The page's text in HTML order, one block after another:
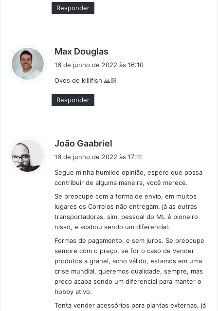
Responder
Max Douglas
s
16 de junho de 2022 às 16:10
Ovos de killifish 🙏🏻
Responder
João Gaabriel
s
e
:
16 de junho de 2022 às 17:11
Segue minha humilde opinião, espero que possa
contribuir de alguma maneira, você merece.
Se preocupe com a forma de envio, em muitos
lugares os Correios não entregam, já as outras
transportadoras, sim, pessoal do ML é pioneiro
nisso, e acabou sendo um diferencial.
Formas de pagamento, e sem juros. Se preocupe
sempre com o preço, se for o caso de vender
produtos a granel, acho válido, estamos em uma
crise mundial, queremos qualidade, sempre, mas
preço acaba sendo um diferencial para manter o
hobby ativo.
Tenta vender acessórios para plantas externas, já